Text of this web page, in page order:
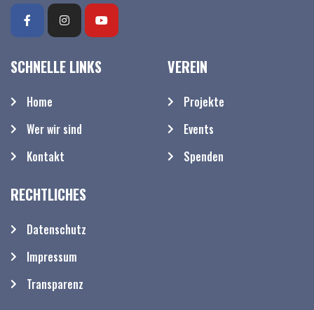
SCHNELLE LINKS
Home
Wer wir sind
Kontakt
VEREIN
Projekte
Events
Spenden
RECHTLICHES
Datenschutz
Impressum
Transparenz